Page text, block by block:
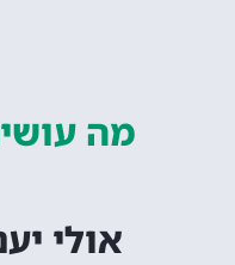
מה
אולי